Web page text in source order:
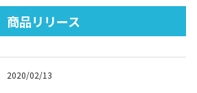
イベント一覧
Events List
テキーラ・メスカルが飲める
商品リリース
2020/02/13